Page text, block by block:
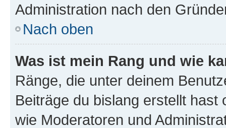
Administration nach den
Nach oben
Was ist mein Rang und wie
Ränge, die unter deinem
Beiträge du bislang erstellt
wie Moderatoren und